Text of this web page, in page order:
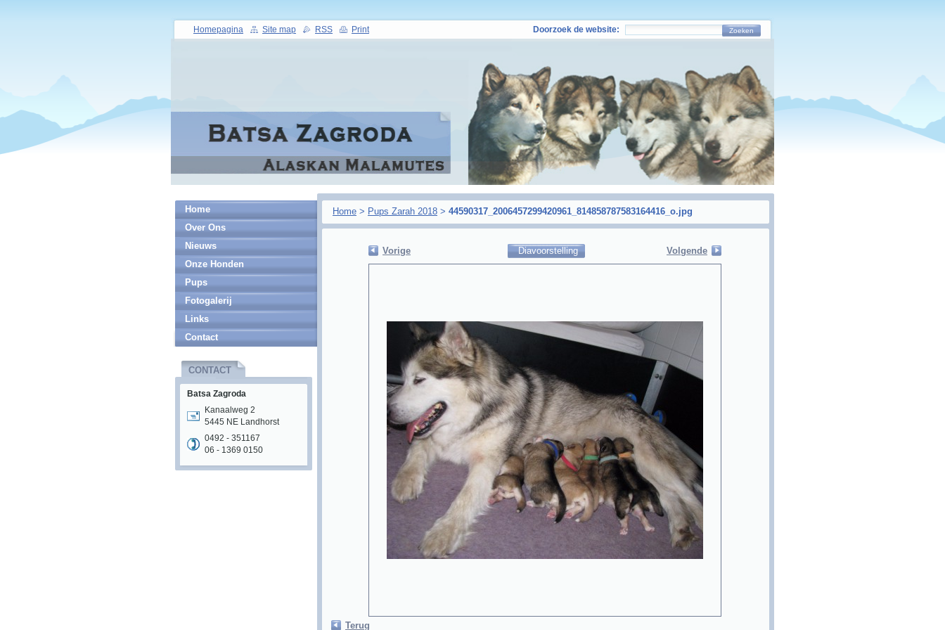
Home > Pups Zarah 2018 > 44590317_2006457299420961_814858787583164416_o.jpg
Vorige Diavoorstelling Volgende
Terug
Home
Over Ons
Nieuws
Onze Honden
Pups
Fotogalerij
Links
Contact
CONTACT
Batsa Zagroda
Kanaalweg 2
5445 NE Landhorst
0492 - 351167
06 - 1369 0150
Homepagina Site map RSS Print Doorzoek de website: Zoeken